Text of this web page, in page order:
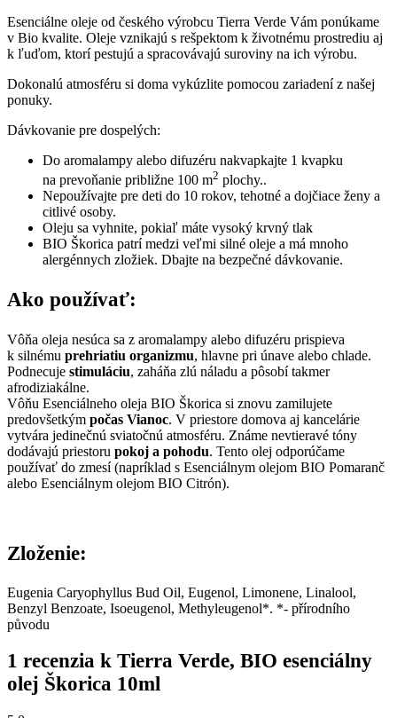
Esenciálne oleje od českého výrobcu Tierra Verde Vám ponúkame
v Bio kvalite. Oleje vznikajú s rešpektom k životnému prostrediu aj
k ľuďom, ktorí pestujú a spracovávajú suroviny na ich výrobu.
Dokonalú atmosféru si doma vykúzlite pomocou zariadení z našej
ponuky.
Dávkovanie pre dospelých:
Do aromalampy alebo difuzéru nakvapkajte 1 kvapku
na prevoňanie približne 100 m2 plochy..
Nepoužívajte pre deti do 10 rokov, tehotné a dojčiace ženy a
citlivé osoby.
Oleju sa vyhnite, pokiaľ máte vysoký krvný tlak
BIO Škorica patrí medzi veľmi silné oleje a má mnoho
alergénnych zložiek. Dbajte na bezpečné dávkovanie.
Ako používať:
Vôňa oleja nesúca sa z aromalampy alebo difuzéru prispieva
k silnému prehriatiu organizmu, hlavne pri únave alebo chlade.
Podnecuje stimuláciu, zaháňa zlú náladu a pôsobí takmer
afrodiziakálne.
Vôňu Esenciálneho oleja BIO Škorica si znovu zamilujete
predovšetkým počas Vianoc. V priestore domova aj kancelárie
vytvára jedinečnú sviatočnú atmosféru. Známe nevtieravé tóny
dodávajú priestoru pokoj a pohodu. Tento olej odporúčame
používať do zmesí (napríklad s Esenciálnym olejom BIO Pomaranč
alebo Esenciálnym olejom BIO Citrón).
Zloženie:
Eugenia Caryophyllus Bud Oil, Eugenol, Limonene, Linalool,
Benzyl Benzoate, Isoeugenol, Methyleugenol*. *- přírodního
původu
1 recenzia k Tierra Verde, BIO esenciálny
olej Škorica 10ml